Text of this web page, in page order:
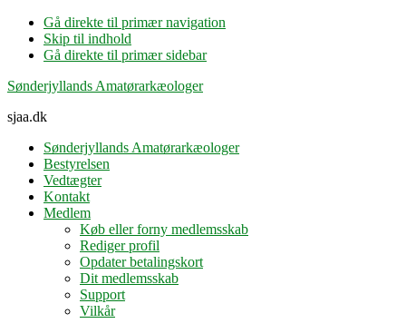
Gå direkte til primær navigation
Skip til indhold
Gå direkte til primær sidebar
Sønderjyllands Amatørarkæologer
sjaa.dk
Sønderjyllands Amatørarkæologer
Bestyrelsen
Vedtægter
Kontakt
Medlem
Køb eller forny medlemsskab
Rediger profil
Opdater betalingskort
Dit medlemsskab
Support
Vilkår